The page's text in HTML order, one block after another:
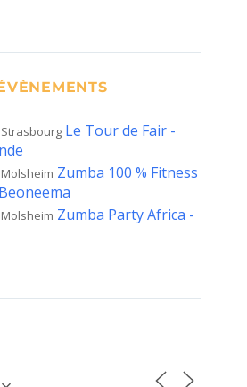
Le Tour de Fair -
Zumba 100 % Fitness
Zumba Party Africa -